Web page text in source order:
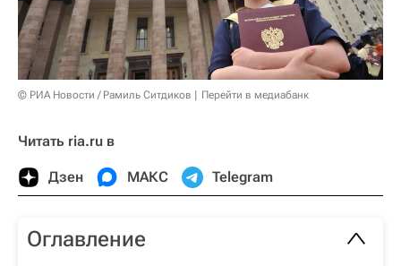
© РИА Новости / Рамиль Ситдиков Перейти в медиабанк
Читать ria.ru в
Дзен МАКС Telegram
Оглавление